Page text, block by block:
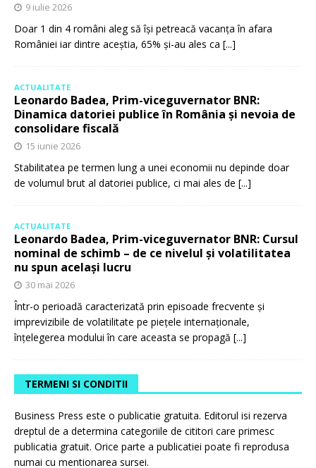
9 iulie 2026
Doar 1 din 4 români aleg să își petreacă vacanța în afara
României iar dintre aceștia, 65% și-au ales ca [...]
ACTUALITATE
Leonardo Badea, Prim-viceguvernator BNR:
Dinamica datoriei publice în România și nevoia de
consolidare fiscală
15 iunie 2026
Stabilitatea pe termen lung a unei economii nu depinde doar
de volumul brut al datoriei publice, ci mai ales de [...]
ACTUALITATE
Leonardo Badea, Prim-viceguvernator BNR: Cursul
nominal de schimb – de ce nivelul și volatilitatea
nu spun același lucru
30 mai 2026
Într-o perioadă caracterizată prin episoade frecvente și
imprevizibile de volatilitate pe piețele internaționale,
înțelegerea modului în care aceasta se propagă [...]
TERMENI SI CONDITII
Business Press este o publicatie gratuita. Editorul isi rezerva
dreptul de a determina categoriile de cititori care primesc
publicatia gratuit. Orice parte a publicatiei poate fi reprodusa
numai cu mentionarea sursei.